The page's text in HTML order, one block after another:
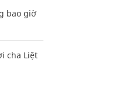
bao giờ
cha Liệt